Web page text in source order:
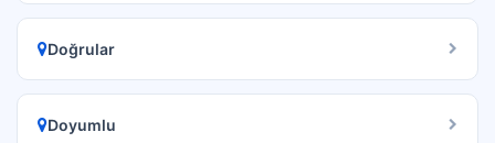
Doğrular
Doyumlu